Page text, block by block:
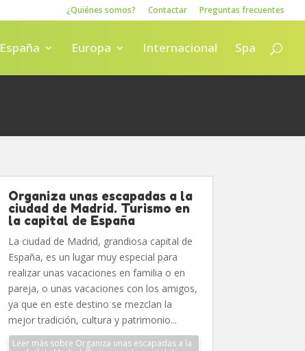
¿Quiénes somos? Contactar Preguntas frecuentes
España Europa Internacional Spa
Organiza unas escapadas a la
ciudad de Madrid. Turismo en
la capital de España
La ciudad de Madrid, grandiosa capital de
España, es un lugar muy especial para
realizar unas vacaciones en familia o en
pareja, o unas vacaciones con los amigos,
ya que en este destino se mezclan la
mejor tradición, cultura y patrimonio...
Leer más sobre Organiza unas escapadas a la